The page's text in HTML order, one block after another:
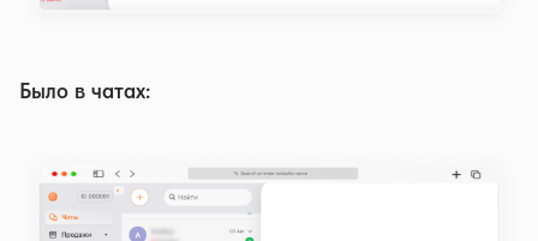
Было в чатах: